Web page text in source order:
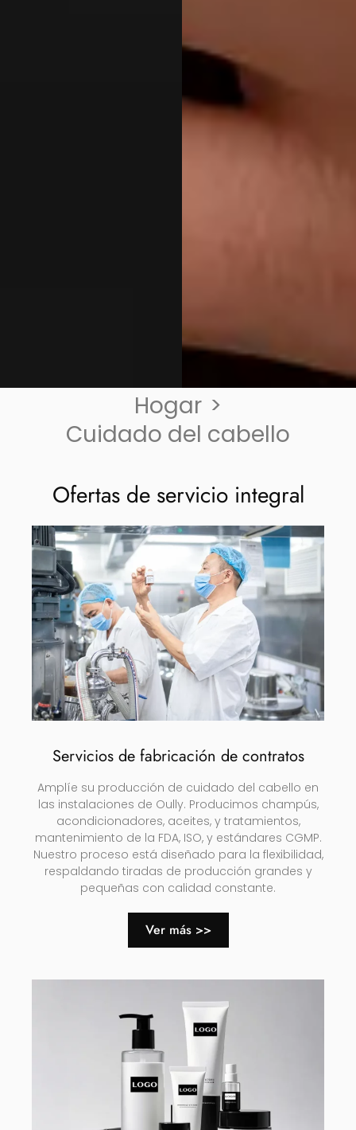
Hogar >
Cuidado del cabello
Ofertas de servicio integral
Servicios de fabricación de contratos
Amplíe su producción de cuidado del cabello en
las instalaciones de Oully. Producimos champús,
acondicionadores, aceites, y tratamientos,
mantenimiento de la FDA, ISO, y estándares CGMP.
Nuestro proceso está diseñado para la flexibilidad,
respaldando tiradas de producción grandes y
pequeñas con calidad constante.
Ver más >>